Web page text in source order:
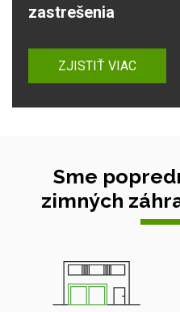
zastrešenia
ZJISTIŤ VIAC
Sme
zimných